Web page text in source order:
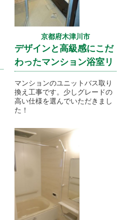
京都府木津川市
デザインと高級感にこだ
わったマンション浴室リ
マンションのユニットバス取り
換え工事です。少しグレードの
高い仕様を選んでいただきまし
た！